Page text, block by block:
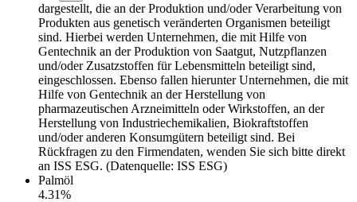
dargestellt, die an der Produktion und/oder Verarbeitung von
Produkten aus genetisch veränderten Organismen beteiligt
sind. Hierbei werden Unternehmen, die mit Hilfe von
Gentechnik an der Produktion von Saatgut, Nutzpflanzen
und/oder Zusatzstoffen für Lebensmitteln beteiligt sind,
eingeschlossen. Ebenso fallen hierunter Unternehmen, die mit
Hilfe von Gentechnik an der Herstellung von
pharmazeutischen Arzneimitteln oder Wirkstoffen, an der
Herstellung von Industriechemikalien, Biokraftstoffen
und/oder anderen Konsumgütern beteiligt sind. Bei
Rückfragen zu den Firmendaten, wenden Sie sich bitte direkt
an ISS ESG. (Datenquelle: ISS ESG)
Palmöl
4.31%